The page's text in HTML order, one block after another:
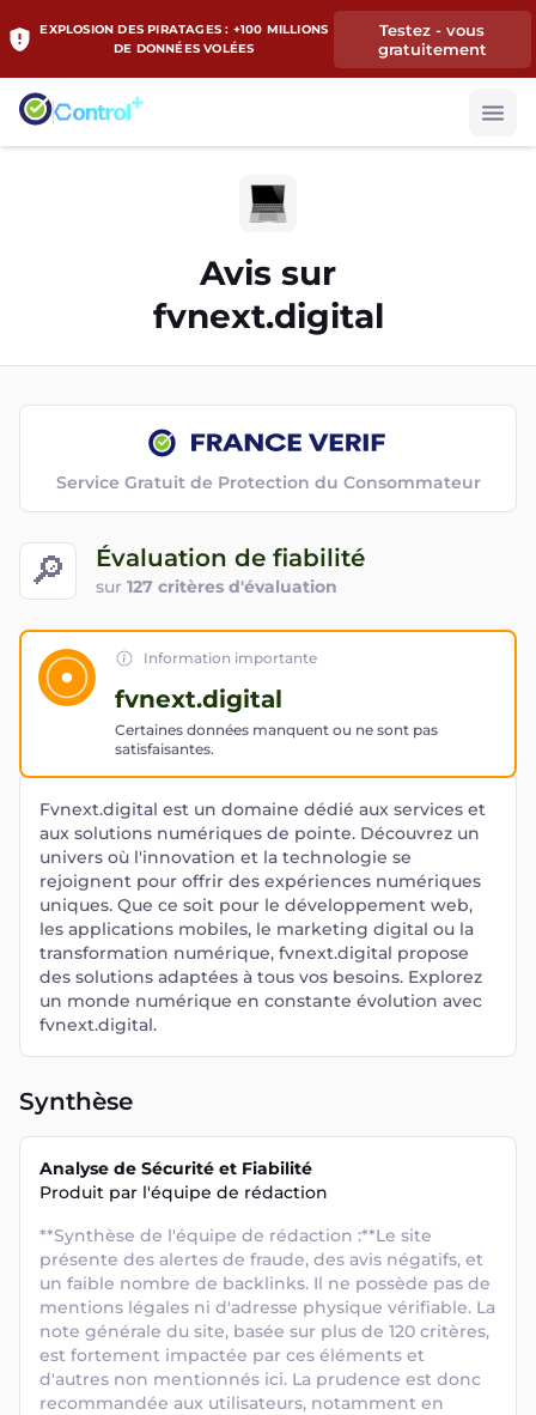
EXPLOSION DES PIRATAGES : +100 MILLIONS
DE DONNÉES VOLÉES
Testez - vous
gratuitement
Avis sur
fvnext.digital
🔎 Évaluation de fiabilité
sur 127 critères d'évaluation
Service Gratuit de Protection du Consommateur
Information importante
fvnext.digital
Certaines données manquent ou ne sont pas
satisfaisantes.
Fvnext.digital est un domaine dédié aux services et
aux solutions numériques de pointe. Découvrez un
univers où l'innovation et la technologie se
rejoignent pour offrir des expériences numériques
uniques. Que ce soit pour le développement web,
les applications mobiles, le marketing digital ou la
transformation numérique, fvnext.digital propose
des solutions adaptées à tous vos besoins. Explorez
un monde numérique en constante évolution avec
fvnext.digital.
Synthèse
Analyse de Sécurité et Fiabilité
Produit par l'équipe de rédaction
**Synthèse de l'équipe de rédaction :**Le site
présente des alertes de fraude, des avis négatifs, et
un faible nombre de backlinks. Il ne possède pas de
mentions légales ni d'adresse physique vérifiable. La
note générale du site, basée sur plus de 120 critères,
est fortement impactée par ces éléments et
d'autres non mentionnés ici. La prudence est donc
recommandée aux utilisateurs, notamment en